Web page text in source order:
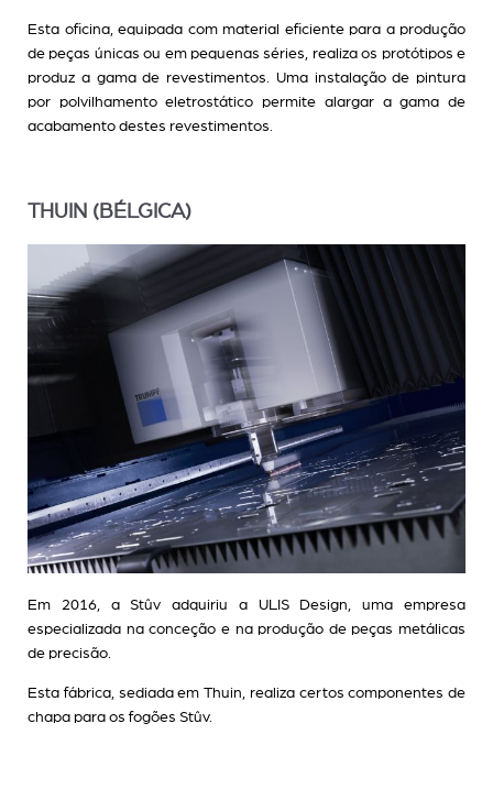
Esta oficina, equipada com material eficiente para a produção
de peças únicas ou em pequenas séries, realiza os protótipos e
produz a gama de revestimentos. Uma instalação de pintura
por polvilhamento eletrostático permite alargar a gama de
acabamento destes revestimentos.
THUIN (BÉLGICA)
Em 2016, a Stûv adquiriu a ULIS Design, uma empresa
especializada na conceção e na produção de peças metálicas
de precisão.
Esta fábrica, sediada em Thuin, realiza certos componentes de
chapa para os fogões Stûv.